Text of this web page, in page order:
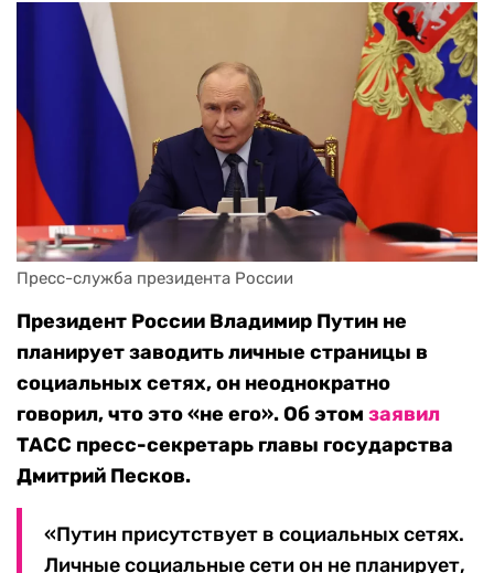
Пресс-служба президента России
Президент России Владимир Путин не
планирует заводить личные страницы в
социальных сетях, он неоднократно
говорил, что это «не его». Об этом заявил
ТАСС пресс-секретарь главы государства
Дмитрий Песков.
«Путин присутствует в социальных сетях.
Личные социальные сети он не планирует,